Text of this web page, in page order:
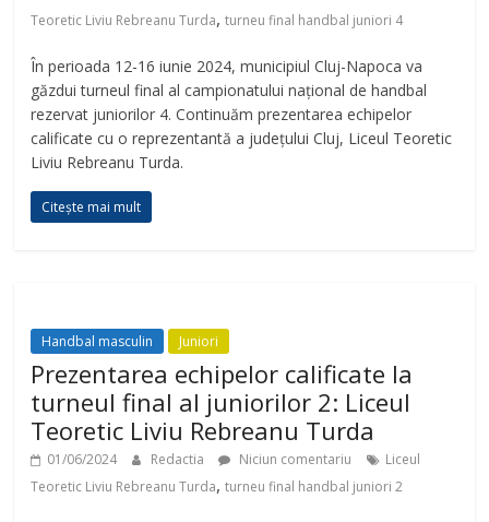
d
e
Teoretic Liviu Rebreanu Turda,turneu final handbal juniori 4
În perioada 12-16 iunie 2024, municipiul Cluj-Napoca va
găzdui turneul final al campionatului național de handbal
rezervat juniorilor 4. Continuăm prezentarea echipelor
calificate cu o reprezentantă a județului Cluj, Liceul Teoretic
Liviu Rebreanu Turda.
Citește mai mult
Handbal masculin Juniori
Prezentarea echipelor calificate la
turneul final al juniorilor 2: Liceul
Teoretic Liviu Rebreanu Turda
01/06/2024 Redactia Niciun comentariu
Liceul
Teoretic Liviu Rebreanu Turda,turneu final handbal juniori 2